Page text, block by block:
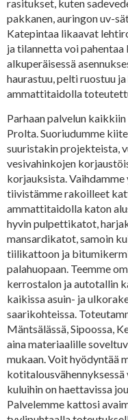
rasitukset, kuten
pakkanen, auringon uv-
Katepintaa likaavat
ja tilannetta voi
alkuperäisessä
haurastuu, pelti ruostuu
ammattitaidolla
Parhaan palvelun
Prolta. Suoriudumme
suuristakin projekteista,
vesivahinkojen
korjauksista.
tiivistämme rakoilleet
ammattitaidolla katon
hyvin pulpettikatot,
mansardikatot, samoin
tiilikattoon ja
palahuopaan. Teemme
kerrostalon ja autotallin
kaikissa asuin- ja
saarikohteissa.
Mäntsälässä, Sipoossa,
aina materiaalille
mukaan. Voit hyödyntää
kuluihin on haettavissa
Palvelemme kattosi